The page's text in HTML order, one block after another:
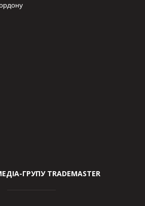
ГРУПУ TRADEMASTER